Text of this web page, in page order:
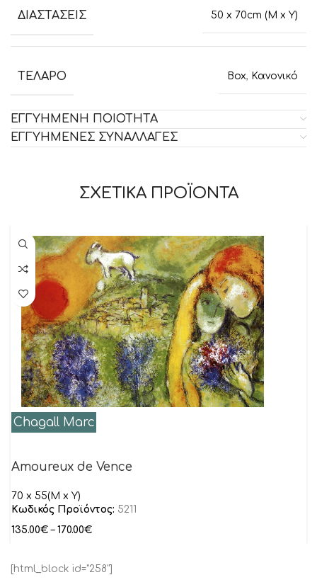
ΔΙΑΣΤΑΣΕΙΣ 50 x 70cm (M x Y)
ΤΕΛΑΡΟ Box, Κανονικό
ΕΓΓΥΗΜΕΝΗ ΠΟΙΟΤΗΤΑ
ΕΓΓΥΗΜΕΝΕΣ ΣΥΝΑΛΛΑΓΕΣ
ΣΧΕΤΙΚΑ ΠΡΟΪΟΝΤΑ
Chagall Marc
Amoureux de Vence
70 x 55(M x Y)
Κωδικός Προϊόντος: 5211
135.00€ – 170.00€
[html_block id="258"]